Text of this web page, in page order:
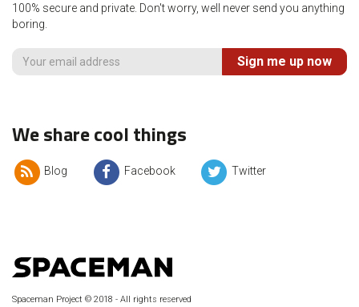
100% secure and private. Don't worry, well never send you anything
boring.
Sign me up now
We share cool things
Blog Facebook Twitter
Spaceman Project © 2018 - All rights reserved